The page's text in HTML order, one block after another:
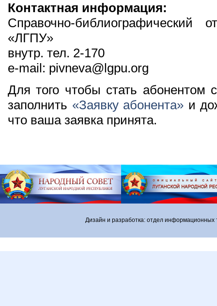
Контактная информация:
Справочно-
«ЛГПУ»
внутр. тел. 2-170
e-mail: pivneva@lgpu.org
Для того чтобы стать
заполнить «Заявку абонента» и
что ваша заявка принята.
Дизайн и разработка: отдел информационных